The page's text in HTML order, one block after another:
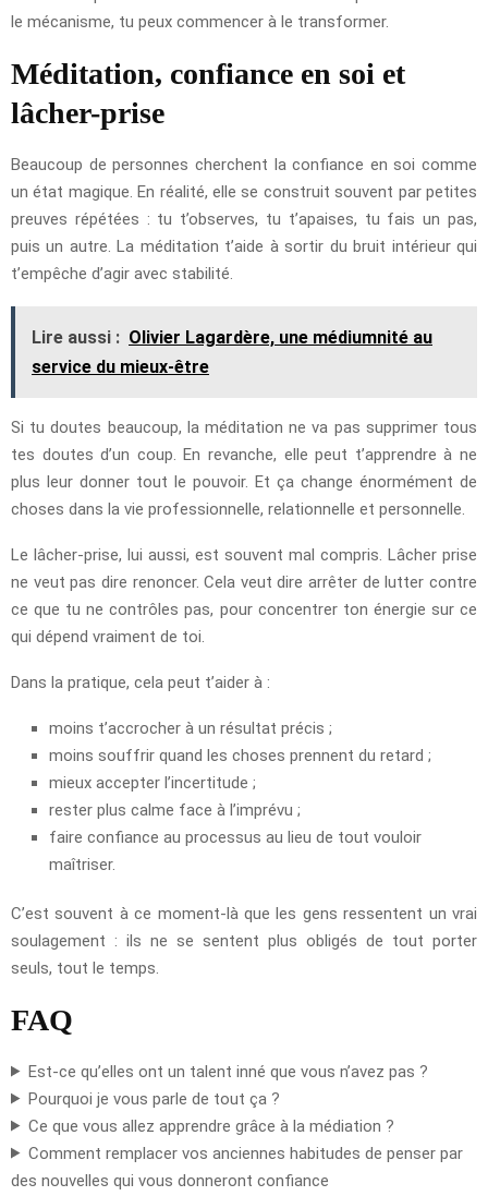
le mécanisme, tu peux commencer à le transformer.
Méditation, confiance en soi et
lâcher-prise
Beaucoup de personnes cherchent la confiance en soi comme
un état magique. En réalité, elle se construit souvent par petites
preuves répétées : tu t’observes, tu t’apaises, tu fais un pas,
puis un autre. La méditation t’aide à sortir du bruit intérieur qui
t’empêche d’agir avec stabilité.
Lire aussi : Olivier Lagardère, une médiumnité au
service du mieux-être
Si tu doutes beaucoup, la méditation ne va pas supprimer tous
tes doutes d’un coup. En revanche, elle peut t’apprendre à ne
plus leur donner tout le pouvoir. Et ça change énormément de
choses dans la vie professionnelle, relationnelle et personnelle.
Le lâcher-prise, lui aussi, est souvent mal compris. Lâcher prise
ne veut pas dire renoncer. Cela veut dire arrêter de lutter contre
ce que tu ne contrôles pas, pour concentrer ton énergie sur ce
qui dépend vraiment de toi.
Dans la pratique, cela peut t’aider à :
moins t’accrocher à un résultat précis ;
moins souffrir quand les choses prennent du retard ;
mieux accepter l’incertitude ;
rester plus calme face à l’imprévu ;
faire confiance au processus au lieu de tout vouloir
maîtriser.
C’est souvent à ce moment-là que les gens ressentent un vrai
soulagement : ils ne se sentent plus obligés de tout porter
seuls, tout le temps.
FAQ
Est-ce qu’elles ont un talent inné que vous n’avez pas ?
Pourquoi je vous parle de tout ça ?
Ce que vous allez apprendre grâce à la médiation ?
Comment remplacer vos anciennes habitudes de penser par
des nouvelles qui vous donneront confiance